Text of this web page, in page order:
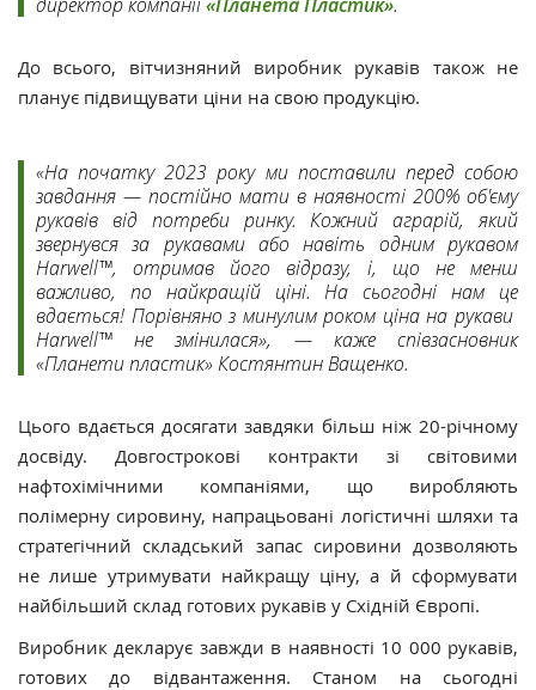
До всього, вітчизняний виробник рукавів також не
планує підвищувати ціни на свою продукцію.
«На початку 2023 року ми поставили перед собою
завдання — постійно мати в наявності 200% об'єму
рукавів від потреби ринку. Кожний аграрій, який
звернувся за рукавами або навіть одним рукавом
Harwell™, отримав його відразу, і, що не менш
важливо, по найкращій ціні. На сьогодні нам це
вдається! Порівняно з минулим роком ціна на рукави
Harwell™ не змінилася», — каже співзасновник
«Планети пластик» Костянтин Ващенко.
Цього вдається досягати завдяки більш ніж 20-річному
досвіду. Довгострокові контракти зі світовими
нафтохімічними компаніями, що виробляють
полімерну сировину, напрацьовані логістичні шляхи та
стратегічний складський запас сировини дозволяють
не лише утримувати найкращу ціну, а й сформувати
найбільший склад готових рукавів у Східній Європі.
Виробник декларує завжди в наявності 10 000 рукавів,
готових до відвантаження. Станом на сьогодні